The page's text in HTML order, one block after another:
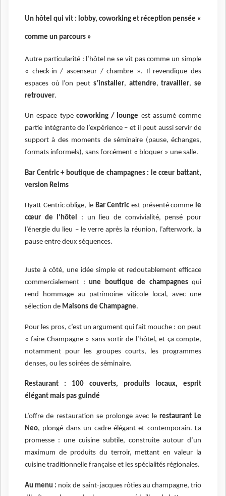
Un hôtel qui vit : lobby, coworking et réception pensée «
comme un parcours »
Autre particularité : l’hôtel ne se vit pas comme un simple
« check-in / ascenseur / chambre ». Il revendique des
espaces où l’on peut s’installer, attendre,travailler,se
retrouver.
Un espace type coworking / lounge est assumé comme
partie intégrante de l’expérience – et il peut aussi servir de
support à des moments de séminaire (pause, échanges,
formats informels), sans forcément « bloquer » une salle.
Bar Centric + boutique de champagnes : le cœur battant,
version Reims
Hyatt Centric oblige, le Bar Centric est présenté comme le
cœur de l’hôtel : un lieu de convivialité, pensé pour
l’énergie du lieu – le verre après la réunion, l’afterwork, la
pause entre deux séquences.
Juste à côté, une idée simple et redoutablement efficace
commercialement : une boutique de champagnesqui
rend hommage au patrimoine viticole local, avec une
sélection de Maisons de Champagne.
Pour les pros, c’est un argument qui fait mouche : on peut
« faire Champagne » sans sortir de l’hôtel, et ça compte,
notamment pour les groupes courts, les programmes
denses, ou les soirées de séminaire.
Restaurant : 100 couverts, produits locaux, esprit
élégant mais pas guindé
L’offre de restauration se prolonge avec le restaurant Le
Neo, plongé dans un cadre élégant et contemporain. La
promesse : une cuisine subtile, construite autour d’un
maximum de produits du terroir, mettant en valeur la
cuisine traditionnelle française et les spécialités régionales.
Au menu : noix de saint-jacques rôties au champagne, trio